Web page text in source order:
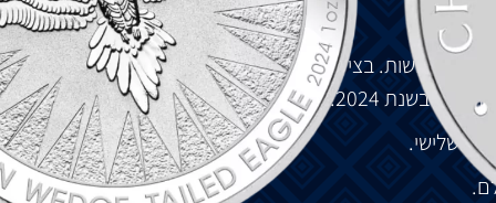
פרושות.בצידו השמאלישלהמטבע מוצג סימןמנטה
פרת'בשנת
השלישי.
.